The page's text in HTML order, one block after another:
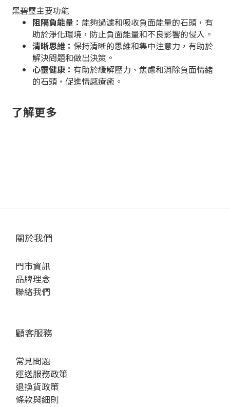
黑碧璽主要功能
阻隔負能量： 能夠過濾和吸收負面能量的石頭，有
助於淨化環境，防止負面能量和不良影響的侵入。
清晰思維： 保持清晰的思維和集中注意力，有助於
解決問題和做出決策。
心靈健康： 有助於緩解壓力、焦慮和消除負面情緒
的石頭，促進情感療癒。
了解更多
關於我們
門市資訊
品牌理念
聯絡我們
顧客服務
常見問題
運送服務政策
退換貨政策
條款與細則